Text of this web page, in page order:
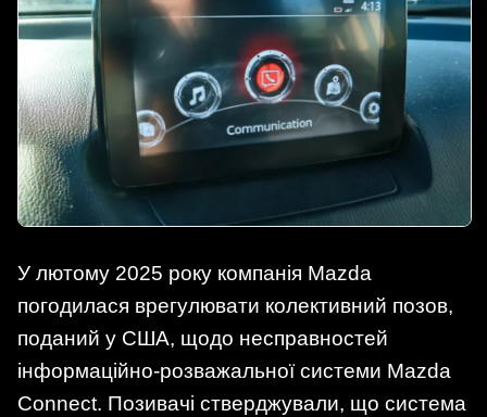
У лютому 2025 року компанія Mazda
погодилася врегулювати колективний позов,
поданий у США, щодо несправностей
інформаційно-розважальної системи Mazda
Connect. Позивачі стверджували, що система